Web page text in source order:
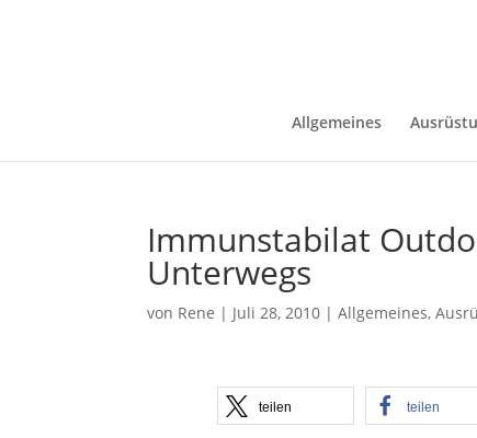
Allgemeines
Immunstabilat
Unterwegs
von Rene | Juli 28, 2010 |Allgemeines,
teilen teilen